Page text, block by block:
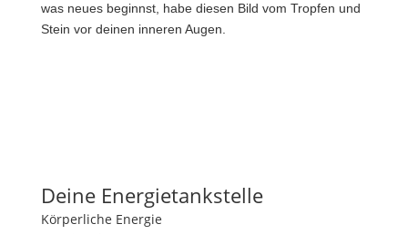
was neues beginnst, habe diesen Bild vom Tropfen und
Stein vor deinen inneren Augen.
Deine Energietankstelle
Körperliche Energie